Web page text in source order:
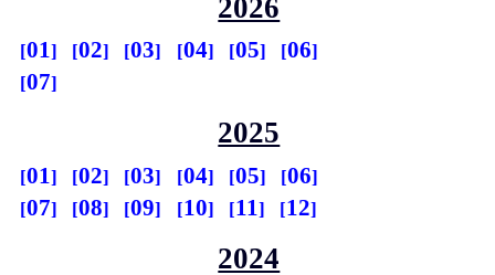
2026
01 02 03 04 05
06
07
2025
01 02 03 04 05
06
07
08 09 10 11 12
2024